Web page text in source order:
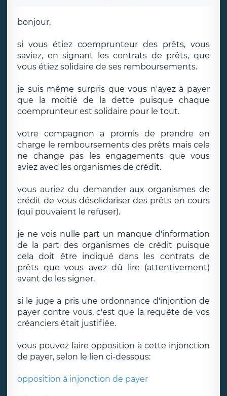
bonjour,
si vous étiez coemprunteur des prêts, vous
saviez, en signant les contrats de prêts, que
vous étiez solidaire de ses remboursements.
je suis même surpris que vous n'ayez à payer
que la moitié de la dette puisque chaque
coemprunteur est solidaire pour le tout.
votre compagnon a promis de prendre en
charge le remboursements des prêts mais cela
ne change pas les engagements que vous
aviez avec les organismes de crédit.
vous auriez du demander aux organismes de
crédit de vous désolidariser des prêts en cours
(qui pouvaient le refuser).
je ne vois nulle part un manque d'information
de la part des organismes de crédit puisque
cela doit être indiqué dans les contrats de
prêts que vous avez dû lire (attentivement)
avant de les signer.
si le juge a pris une ordonnance d'injontion de
payer contre vous, c'est que la requête de vos
créanciers était justifiée.
vous pouvez faire opposition à cette injonction
de payer, selon le lien ci-dessous:
opposition à injonction de payer